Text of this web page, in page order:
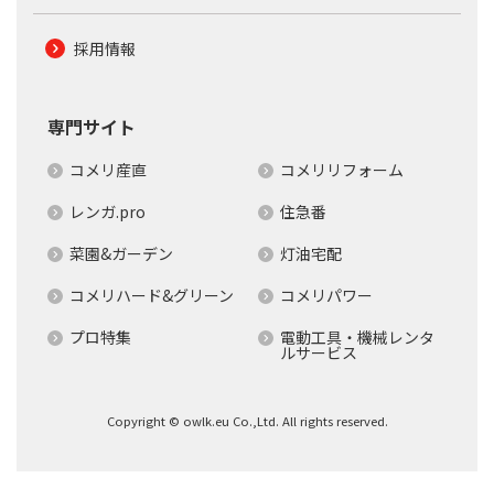
採用情報
専門サイト
コメリ産直
コメリリフォーム
レンガ.pro
住急番
菜園&ガーデン
灯油宅配
コメリハード&グリーン
コメリパワー
プロ特集
電動工具・機械レンタ
ルサービス
Copyright © owlk.eu Co.,Ltd. All rights reserved.